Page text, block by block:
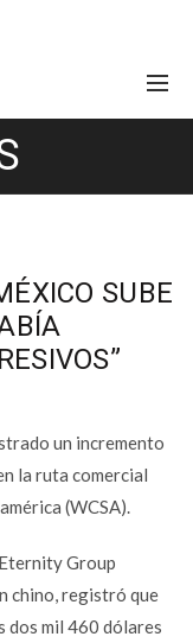
SUBE
un incremento
la ruta comercial
(WCSA).
Group
chino, registró que
dos mil 460 dólares